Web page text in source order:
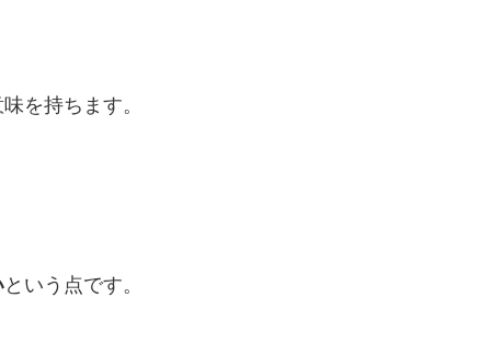
を持ちます。
という点です。